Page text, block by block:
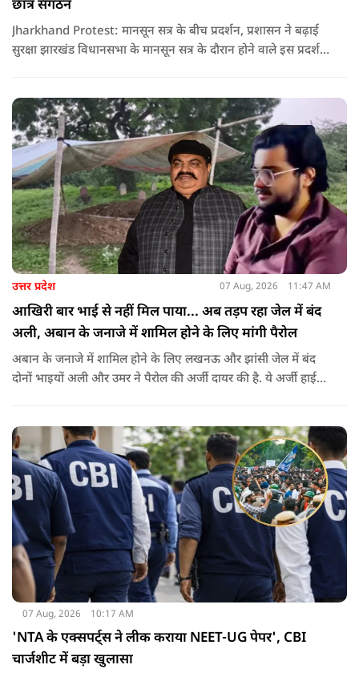
छात्र संगठन
Jharkhand Protest: मानसून सत्र के बीच प्रदर्शन, प्रशासन ने बढ़ाई
सुरक्षा झारखंड विधानसभा के मानसून सत्र के दौरान होने वाले इस प्रदर्शन
जनाधिकार महासभा के आह्वान पर आयोजित किया जा रहा है.
उत्तर प्रदेश 07 Aug, 2026 11:47 AM
आखिरी बार भाई से नहीं मिल पाया... अब तड़प रहा जेल में बंद
अली, अबान के जनाजे में शामिल होने के लिए मांगी पैरोल
अबान के जनाजे में शामिल होने के लिए लखनऊ और झांसी जेल में बंद
दोनों भाइयों अली और उमर ने पैरोल की अर्जी दायर की है. ये अर्जी हाई
07 Aug, 2026 10:17 AM
'NTA के एक्सपर्ट्स ने लीक कराया NEET-UG पेपर', CBI
चार्जशीट में बड़ा खुलासा